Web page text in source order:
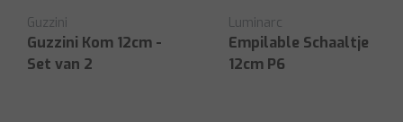
Guzzini
Guzzini Kom 12cm -
Set van 2
Luminarc
Empilable Schaaltje
12cm P6